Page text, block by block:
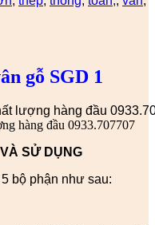
gỗ SGD 1
hàng đầu 0933.707707
SỬ DỤNG
bộ phận như sau: